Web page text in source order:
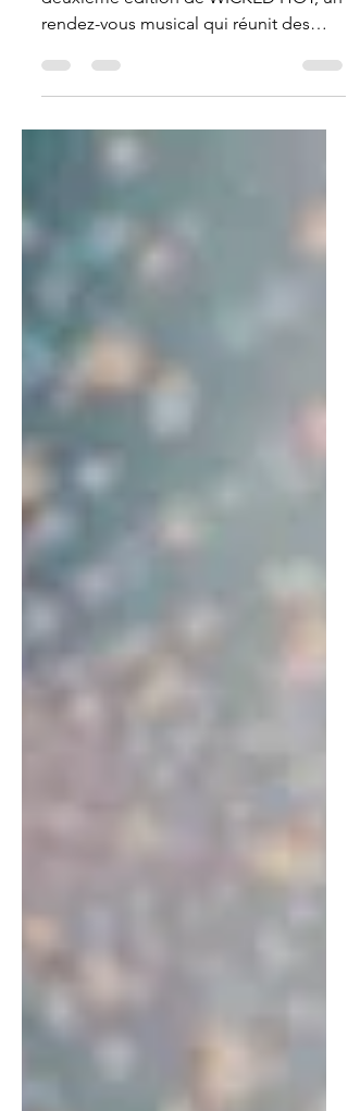
La ville de Grenoble accueillera la
deuxième édition de WICKED HOT, un
rendez-vous musical qui réunit des
artistes de différents horizons autour
et le partage culturel.